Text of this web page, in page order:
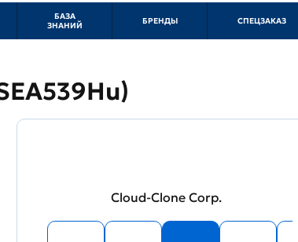
БАЗА
ЗНАНИЙ
БРЕНДЫ СПЕЦЗАКАЗ
Cloud-Clone Corp.